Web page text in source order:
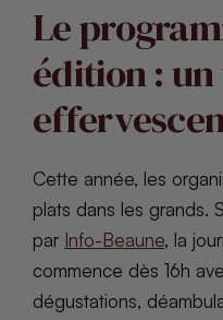
Le
édition :
Cette année, les
plats dans les grands.
par Info-Beaune, la
commence dès 16h
dégustations,